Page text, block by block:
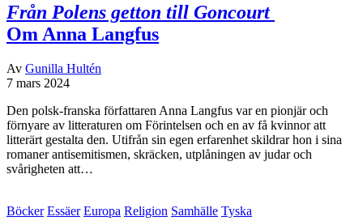
Från Polens getton till Goncourt
Om Anna Langfus
Av Gunilla Hultén
7 mars 2024
Den polsk-franska författaren Anna Langfus var en pionjär och
förnyare av litteraturen om Förintelsen och en av få kvinnor att
litterärt gestalta den. Utifrån sin egen erfarenhet skildrar hon i sina
romaner antisemitismen, skräcken, utplåningen av judar och
svårigheten att…
Böcker Essäer Europa Religion Samhälle Tyska